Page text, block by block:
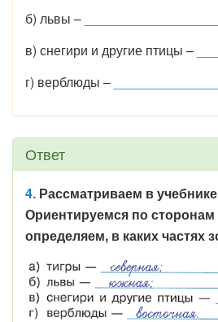
б) львы –
в) снегири и другие птицы –
г) верблюды –
Ответ
4. Рассматриваем в
Ориентируемся по сторонам
определяем, в каких частях